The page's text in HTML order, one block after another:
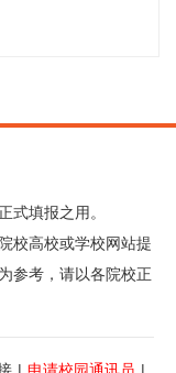
式填报之用。
校高校或学校网站提
参考，请以各院校正